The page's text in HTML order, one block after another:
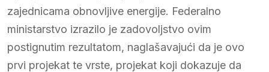
zajednicama obnovljive energije. Federalno
ministarstvo izrazilo je zadovoljstvo ovim
postignutim rezultatom, naglašavajući da je ovo
prvi projekat te vrste, projekat koji dokazuje da